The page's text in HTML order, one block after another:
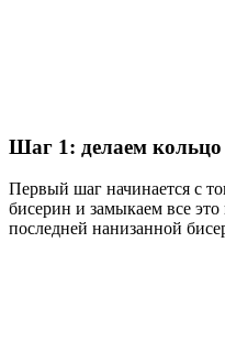
Шаг 1: делаем кольцо
Первый шаг начинается с
бисерин и замыкаем все
последней нанизанной